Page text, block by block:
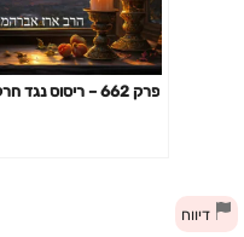
פרק 662 – ריסוס נגד חרקים
דיווח